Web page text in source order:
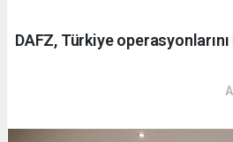
DAFZ, Türkiye